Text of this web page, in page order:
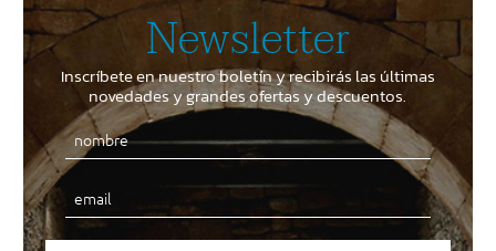
Newsletter
Inscríbete en nuestro boletín y recibirás las últimas
novedades y grandes ofertas y descuentos.
Email